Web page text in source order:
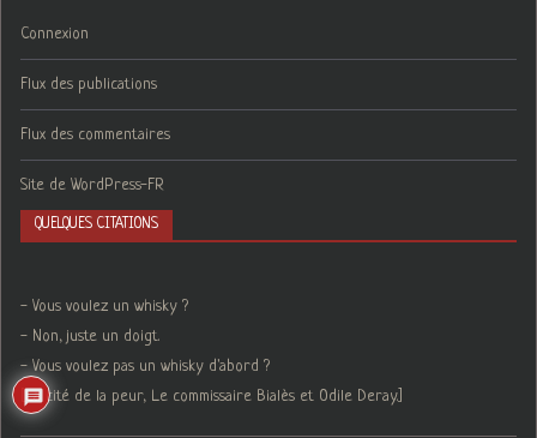
Connexion
Flux des publications
Flux des commentaires
Site de WordPress-FR
QUELQUES CITATIONS
- Vous voulez un whisky ?
- Non, juste un doigt.
- Vous voulez pas un whisky d'abord ?
[La cité de la peur, Le commissaire Bialès et Odile Deray.]